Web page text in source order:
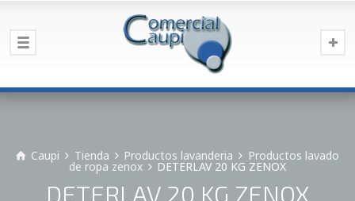
Caupi Tienda Productos lavanderia Productos lavado
de ropa zenox DETERLAV 20 KG ZENOX
DETERLAV 20 KG ZENOX